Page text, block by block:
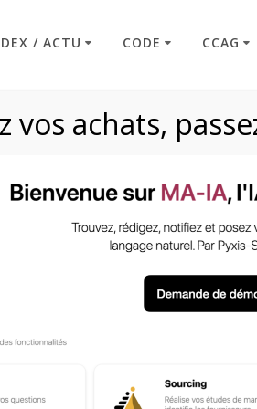
/ ACTU CODE CCAG
Article
Code : Commande
vos achats,